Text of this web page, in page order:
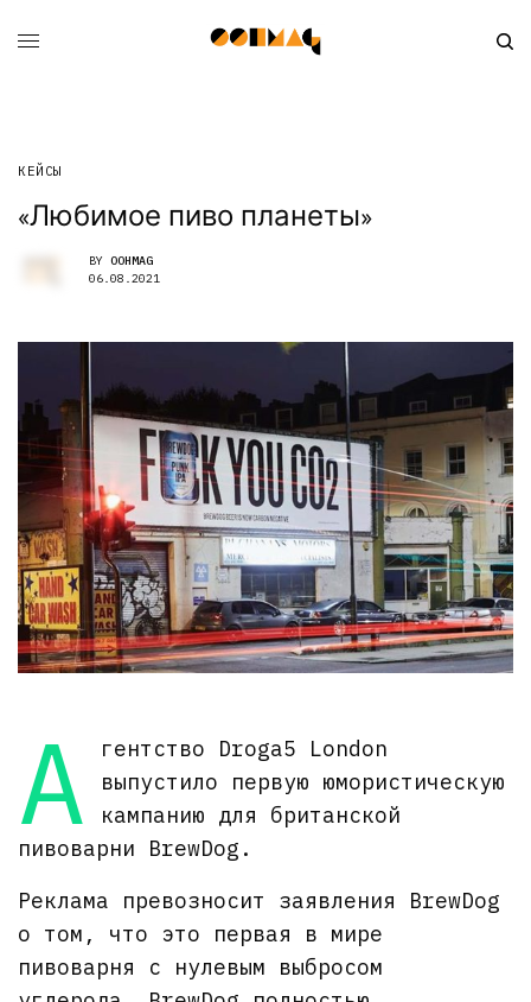
КЕЙСЫ
«Любимое пиво планеты»
BY OOHMAG
06.08.2021
А
гентство Droga5 London
выпустило первую юмористическую
кампанию для британской
пивоварни BrewDog.
Реклама превозносит заявления BrewDog
о том, что это первая в мире
пивоварня с нулевым выбросом